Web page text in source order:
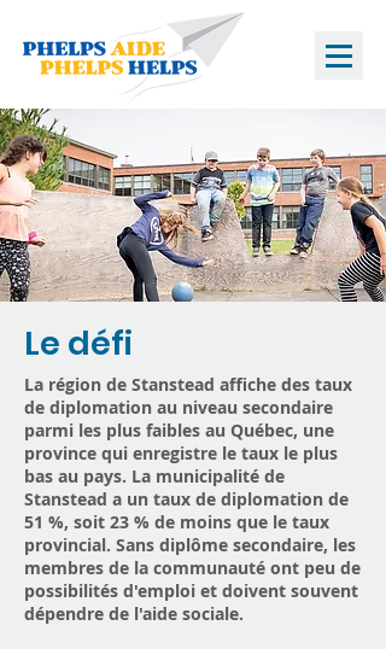
Le défi
La région de Stanstead affiche des taux
de diplomation au niveau secondaire
parmi les plus faibles au Québec, une
province qui enregistre le taux le plus
bas au pays. La municipalité de
Stanstead a un taux de diplomation de
51 %, soit 23 % de moins que le taux
provincial. Sans diplôme secondaire, les
membres de la communauté ont peu de
possibilités d'emploi et doivent souvent
dépendre de l'aide sociale.